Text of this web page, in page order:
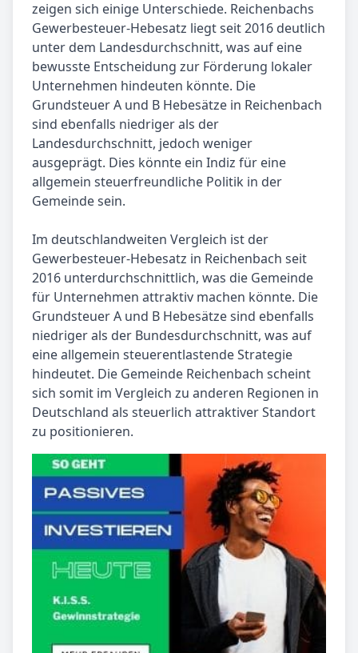
zeigen sich einige Unterschiede. Reichenbachs
Gewerbesteuer-Hebesatz liegt seit 2016 deutlich
unter dem Landesdurchschnitt, was auf eine
bewusste Entscheidung zur Förderung lokaler
Unternehmen hindeuten könnte. Die
Grundsteuer A und B Hebesätze in Reichenbach
sind ebenfalls niedriger als der
Landesdurchschnitt, jedoch weniger
ausgeprägt. Dies könnte ein Indiz für eine
allgemein steuerfreundliche Politik in der
Gemeinde sein.
Im deutschlandweiten Vergleich ist der
Gewerbesteuer-Hebesatz in Reichenbach seit
2016 unterdurchschnittlich, was die Gemeinde
für Unternehmen attraktiv machen könnte. Die
Grundsteuer A und B Hebesätze sind ebenfalls
niedriger als der Bundesdurchschnitt, was auf
eine allgemein steuerentlastende Strategie
hindeutet. Die Gemeinde Reichenbach scheint
sich somit im Vergleich zu anderen Regionen in
Deutschland als steuerlich attraktiver Standort
zu positionieren.